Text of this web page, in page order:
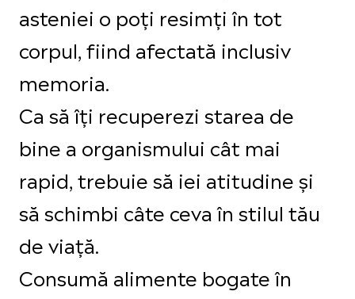
asteniei o poți resimți în tot
corpul, fiind afectată inclusiv
memoria.
Ca să îți recuperezi starea de
bine a organismului cât mai
rapid, trebuie să iei atitudine și
să schimbi câte ceva în stilul tău
de viață.
Consumă alimente bogate în